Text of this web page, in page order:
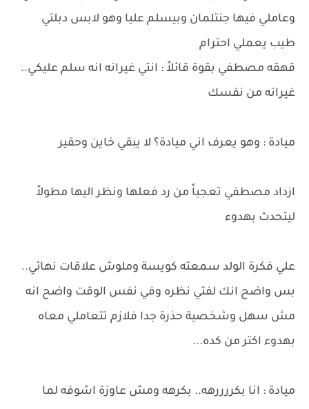
وعاملي فيها جنتلمان وبيسلم عليا وهو لابس دبلتي
طيب يعملي احترام
قهقه مصطفي بقوة قائلاً : انتي غيرانه انه سلم عليكي..
غيرانه من نفسك
ميادة : وهو يعرف اني ميادة؟ لا يبقي خاين وحقير
ازداد مصطفي تعجباً من رد فعلها ونظر اليها مطولاً
ليتحدث بهدوء
علي فكرة الولد سمعته كويسة وملوش علاقات نهائي..
بس واضح انك لفتي نظره وفي نفس الوقت واضح انه
مش سهل وشخصية حذرة جدا فلازم تتعاملي معاه
بهدوء اكتر من كده...
ميادة : انا بكررررهه.. بكرهه ومش عاوزة اشوفه لما